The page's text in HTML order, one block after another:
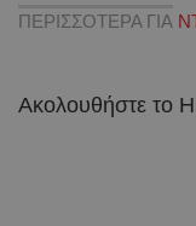
ΠΕΡΙΣΣΟΤΕΡΑ ΓΙΑ
Ακολουθήστε το